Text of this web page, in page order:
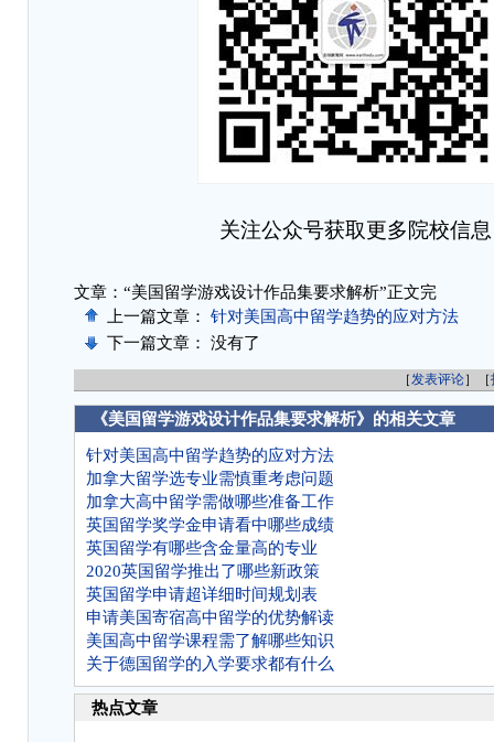
关注公众号获取更多院校信息
文章：“美国留学游戏设计作品集要求解析”正文完
上一篇文章： 针对美国高中留学趋势的应对方法
下一篇文章： 没有了
［发表评论］［
《美国留学游戏设计作品集要求解析》的相关文章
针对美国高中留学趋势的应对方法
加拿大留学选专业需慎重考虑问题
加拿大高中留学需做哪些准备工作
英国留学奖学金申请看中哪些成绩
英国留学有哪些含金量高的专业
2020英国留学推出了哪些新政策
英国留学申请超详细时间规划表
申请美国寄宿高中留学的优势解读
美国高中留学课程需了解哪些知识
关于德国留学的入学要求都有什么
热点文章